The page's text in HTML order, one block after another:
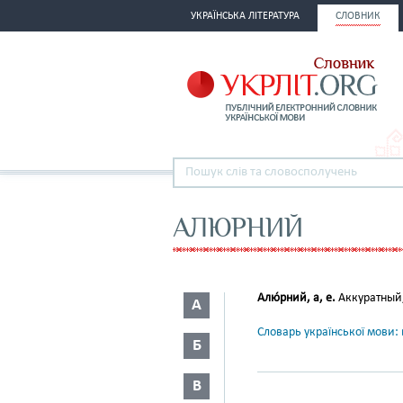
УКРАЇНСЬКА ЛІТЕРАТУРА СЛОВНИК
АЛЮРНИЙ
А
Б
В
Алю́рний, а, е.
Словарь української